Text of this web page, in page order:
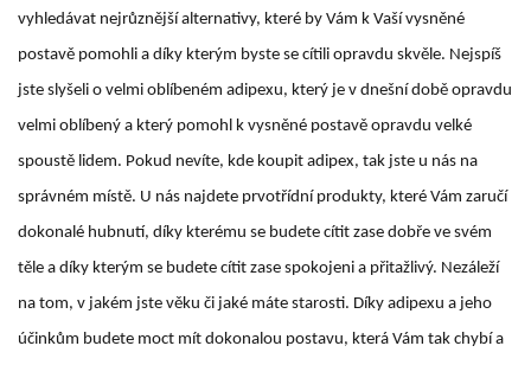
vyhledávat nejrůznější alternativy, které by Vám k Vaší vysněné
postavě pomohli a díky kterým byste se cítili opravdu skvěle. Nejspíš
jste slyšeli o velmi oblíbeném adipexu, který je v dnešní době opravdu
velmi oblíbený a který pomohl k vysněné postavě opravdu velké
spoustě lidem. Pokud nevíte, kde koupit adipex, tak jste u nás na
správném místě. U nás najdete prvotřídní produkty, které Vám zaručí
dokonalé hubnutí, díky kterému se budete cítit zase dobře ve svém
těle a díky kterým se budete cítit zase spokojeni a přitažlivý. Nezáleží
na tom, v jakém jste věku či jaké máte starosti. Díky adipexu a jeho
účinkům budete moct mít dokonalou postavu, která Vám tak chybí a